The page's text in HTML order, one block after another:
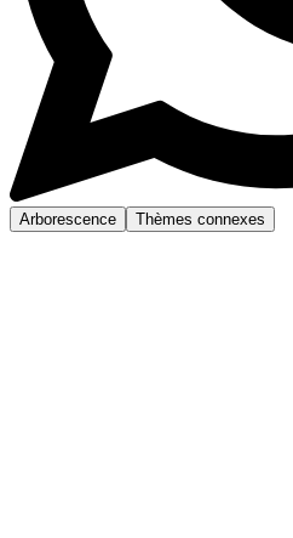
Arborescence Thèmes connexes